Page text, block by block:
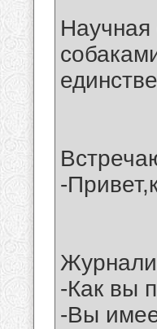
-
-Как вы
-Вы